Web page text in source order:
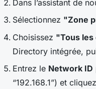
Dans l’assistant de
Sélectionnez "Zone
Choisissez "Tous les
Directory intégrée,
Entrez le Network ID
“192.168.1”) et